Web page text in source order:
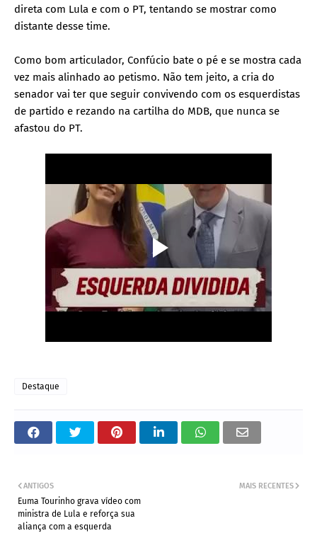
direta com Lula e com o PT, tentando se mostrar como
distante desse time.
Como bom articulador, Confúcio bate o pé e se mostra cada
vez mais alinhado ao petismo. Não tem jeito, a cria do
senador vai ter que seguir convivendo com os esquerdistas
de partido e rezando na cartilha do MDB, que nunca se
afastou do PT.
Destaque
MAIS RECENTES
ANTIGOS
Euma Tourinho grava vídeo com
ministra de Lula e reforça sua
aliança com a esquerda